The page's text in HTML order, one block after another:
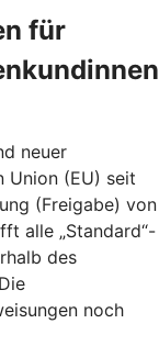
für
neuer
Union (EU) seit
(Freigabe) von
alle „Standard“-
des
noch